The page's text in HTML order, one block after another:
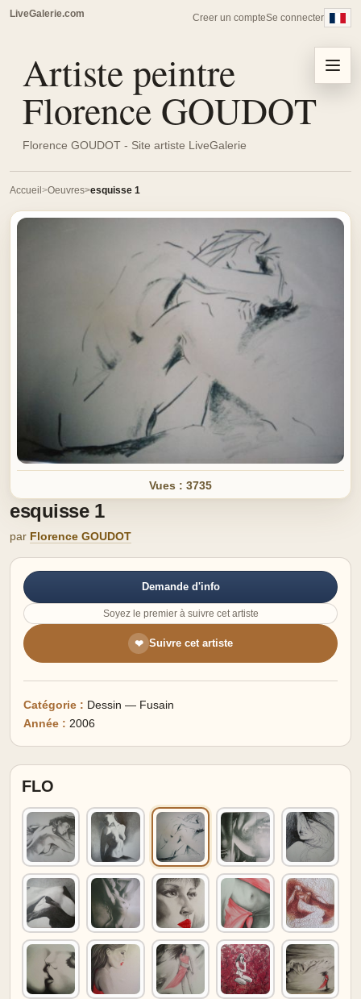
LiveGalerie.com Creer un compteSe connecter
Artiste peintre
Florence GOUDOT
Florence GOUDOT - Site artiste LiveGalerie
Menu
Accueil Oeuvres esquisse 1
Vues : 3735
esquisse 1
par Florence GOUDOT
Demande d'info
Soyez le premier à suivre cet artiste
❤ Suivre cet artiste
Catégorie : Dessin — Fusain
Année : 2006
FLO